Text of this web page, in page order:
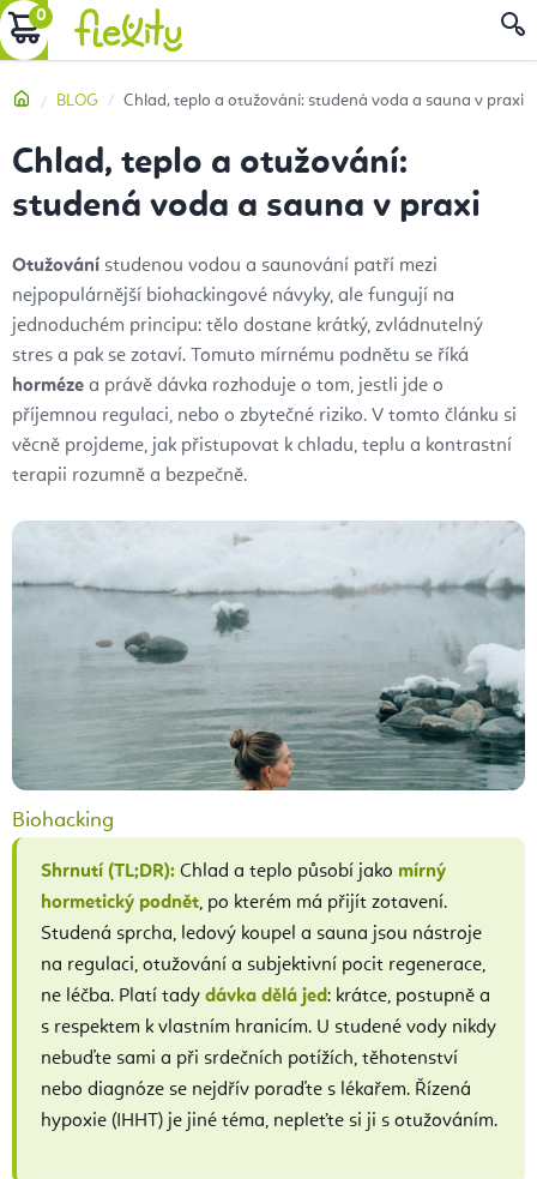
Přejít
na
NÁKUPNÍ
DomůBLOG Chlad, teplo a otužování: studená voda a sauna v praxi
Chlad, teplo a otužování:
studená voda a sauna v praxi
Otužování studenou vodou a saunování patří mezi
nejpopulárnější biohackingové návyky, ale fungují na
jednoduchém principu: tělo dostane krátký, zvládnutelný
stres a pak se zotaví. Tomuto mírnému podnětu se říká
horméze a právě dávka rozhoduje o tom, jestli jde o
příjemnou regulaci, nebo o zbytečné riziko. V tomto článku si
věcně projdeme, jak přistupovat k chladu, teplu a kontrastní
terapii rozumně a bezpečně.
Biohacking
Shrnutí (TL;DR): Chlad a teplo působí jako mírný
hormetický podnět, po kterém má přijít zotavení.
Studená sprcha, ledový koupel a sauna jsou nástroje
na regulaci, otužování a subjektivní pocit regenerace,
ne léčba. Platí tady dávka dělá jed: krátce, postupně a
s respektem k vlastním hranicím. U studené vody nikdy
nebuďte sami a při srdečních potížích, těhotenství
nebo diagnóze se nejdřív poraďte s lékařem. Řízená
hypoxie (IHHT) je jiné téma, nepleťte si ji s otužováním.